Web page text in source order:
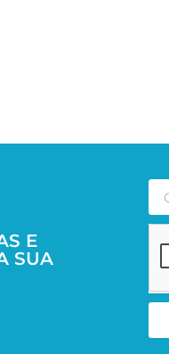
E
SUA